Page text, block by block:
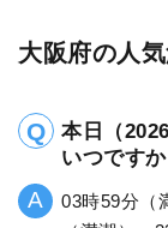
大阪府の人
本日（
いつですか
03時59分（